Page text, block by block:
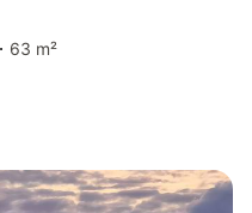
63 m²